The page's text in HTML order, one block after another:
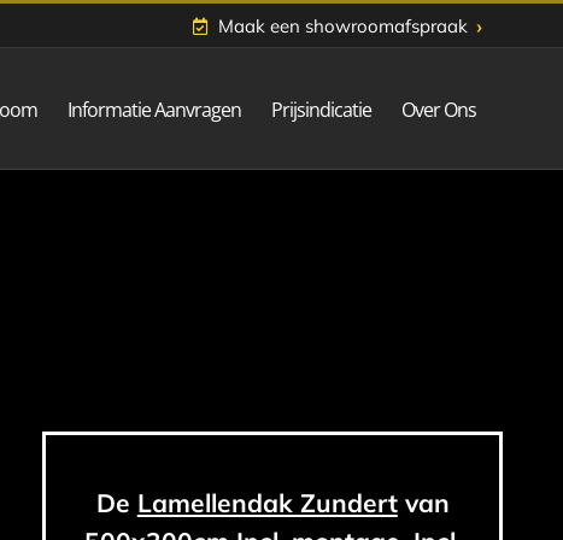
Maak een showroomafspraak ›
Informatie Aanvragen Prijsindicatie Over Ons
De Lamellendak Zundertvan